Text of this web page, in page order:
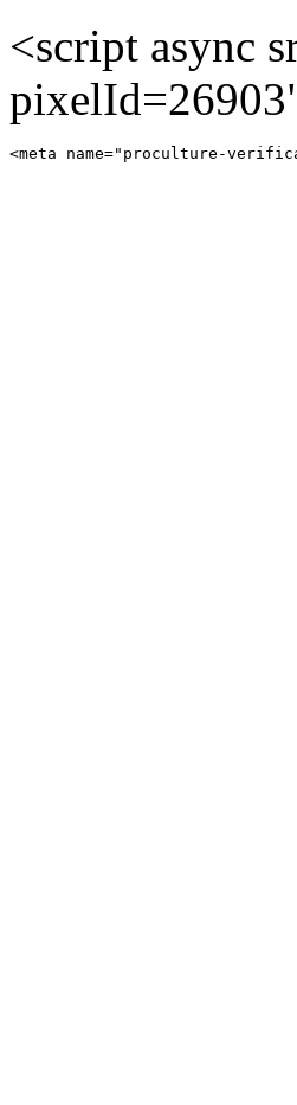
<script async
<meta name="proculture-